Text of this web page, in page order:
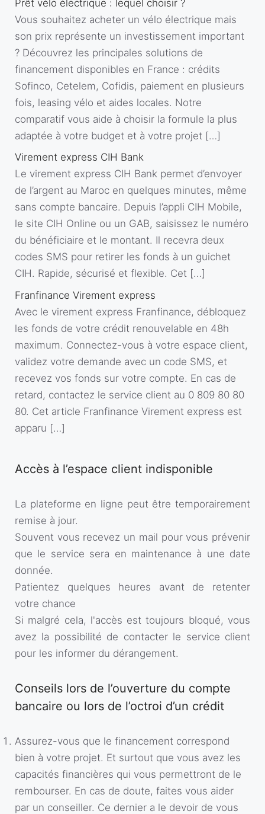
Prêt vélo électrique : lequel choisir ?
Vous souhaitez acheter un vélo électrique mais
son prix représente un investissement important
? Découvrez les principales solutions de
financement disponibles en France : crédits
Sofinco, Cetelem, Cofidis, paiement en plusieurs
fois, leasing vélo et aides locales. Notre
comparatif vous aide à choisir la formule la plus
adaptée à votre budget et à votre projet […]
Virement express CIH Bank
Le virement express CIH Bank permet d’envoyer
de l’argent au Maroc en quelques minutes, même
sans compte bancaire. Depuis l’appli CIH Mobile,
le site CIH Online ou un GAB, saisissez le numéro
du bénéficiaire et le montant. Il recevra deux
codes SMS pour retirer les fonds à un guichet
CIH. Rapide, sécurisé et flexible. Cet […]
Franfinance Virement express
Avec le virement express Franfinance, débloquez
les fonds de votre crédit renouvelable en 48h
maximum. Connectez-vous à votre espace client,
validez votre demande avec un code SMS, et
recevez vos fonds sur votre compte. En cas de
retard, contactez le service client au 0 809 80 80
80. Cet article Franfinance Virement express est
apparu […]
Accès à l’espace client indisponible
La plateforme en ligne peut être temporairement
remise à jour.
Souvent vous recevez un mail pour vous prévenir
que le service sera en maintenance à une date
donnée.
Patientez quelques heures avant de retenter
votre chance
Si malgré cela, l'accès est toujours bloqué, vous
avez la possibilité de contacter le service client
pour les informer du dérangement.
Conseils lors de l’ouverture du compte
bancaire ou lors de l’octroi d’un crédit
Assurez-vous que le financement correspond
bien à votre projet. Et surtout que vous avez les
capacités financières qui vous permettront de le
rembourser. En cas de doute, faites vous aider
par un conseiller. Ce dernier a le devoir de vous